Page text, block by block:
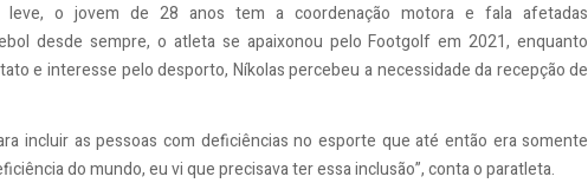
leve, o jovem de 28 anos tem a coordenação motora e fala afetadas
desde sempre, o atleta se apaixonou pelo Footgolf em 2021, enquanto
e interesse pelo desporto, Níkolas percebeu a necessidade da recepção de
incluir as pessoas com deficiências no esporte que até então era somente
do mundo, eu vi que precisava ter essa inclusão”, conta o paratleta.